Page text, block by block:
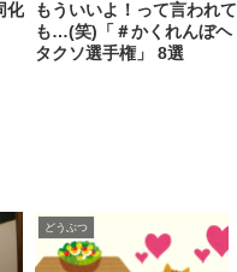
化
もういいよ！って言われて
も…(笑)「＃かくれんぼヘ
タクソ選手権」 8選
どうぶつ